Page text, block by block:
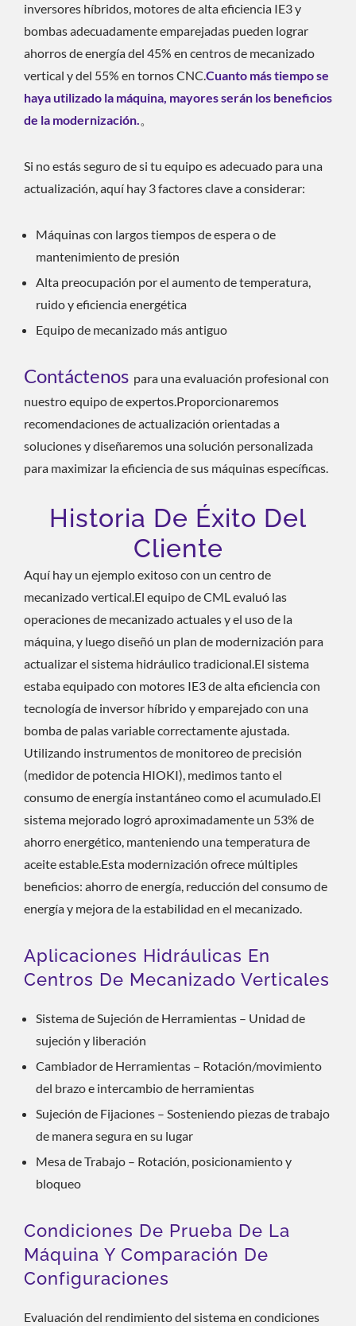
inversores híbridos, motores de alta eficiencia IE3 y
bombas adecuadamente emparejadas pueden lograr
ahorros de energía del 45% en centros de mecanizado
vertical y del 55% en tornos CNC.Cuanto más tiempo se
haya utilizado la máquina, mayores serán los beneficios
de la modernización.。
Si no estás seguro de si tu equipo es adecuado para una
actualización, aquí hay 3 factores clave a considerar:
Máquinas con largos tiempos de espera o de
mantenimiento de presión
Alta preocupación por el aumento de temperatura,
ruido y eficiencia energética
Equipo de mecanizado más antiguo
Contáctenos para una evaluación profesional con
nuestro equipo de expertos.Proporcionaremos
recomendaciones de actualización orientadas a
soluciones y diseñaremos una solución personalizada
para maximizar la eficiencia de sus máquinas específicas.
Historia De Éxito Del
Cliente
Aquí hay un ejemplo exitoso con un centro de
mecanizado vertical.El equipo de CML evaluó las
operaciones de mecanizado actuales y el uso de la
máquina, y luego diseñó un plan de modernización para
actualizar el sistema hidráulico tradicional.El sistema
estaba equipado con motores IE3 de alta eficiencia con
tecnología de inversor híbrido y emparejado con una
bomba de palas variable correctamente ajustada.
Utilizando instrumentos de monitoreo de precisión
(medidor de potencia HIOKI), medimos tanto el
consumo de energía instantáneo como el acumulado.El
sistema mejorado logró aproximadamente un 53% de
ahorro energético, manteniendo una temperatura de
aceite estable.Esta modernización ofrece múltiples
beneficios: ahorro de energía, reducción del consumo de
energía y mejora de la estabilidad en el mecanizado.
Aplicaciones Hidráulicas En
Centros De Mecanizado Verticales
Sistema de Sujeción de Herramientas – Unidad de
sujeción y liberación
Cambiador de Herramientas – Rotación/movimiento
del brazo e intercambio de herramientas
Sujeción de Fijaciones – Sosteniendo piezas de trabajo
de manera segura en su lugar
Mesa de Trabajo – Rotación, posicionamiento y
bloqueo
Condiciones De Prueba De La
Máquina Y Comparación De
Configuraciones
Evaluación del rendimiento del sistema en condiciones